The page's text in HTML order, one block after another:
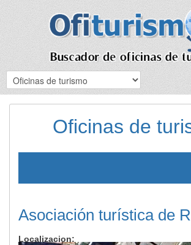
Oficinas de
Asociación turística de
Localizacion: